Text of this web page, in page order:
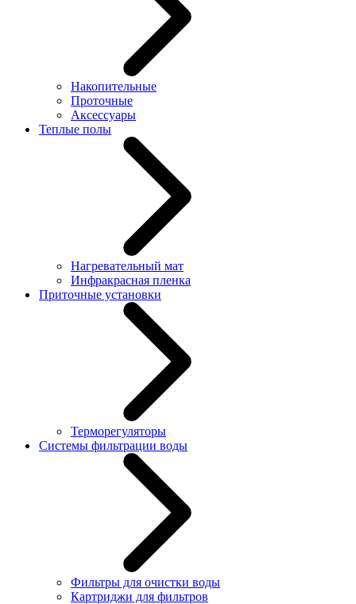
Накопительные
Проточные
Аксессуары
Теплые полы
Нагревательный мат
Инфракрасная пленка
Приточные установки
Терморегуляторы
Системы фильтрации воды
Фильтры для очистки воды
Картриджи для фильтров